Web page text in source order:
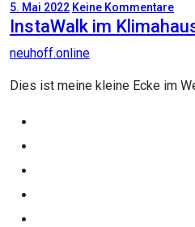
5. Mai 2022 Keine Kommentare
InstaWalk im
neuhoff.online
Dies ist meine kleine Ecke im